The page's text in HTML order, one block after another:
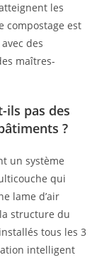
les
compostage est
des
maîtres-
ils pas des
?
un système
qui
lame d’air
structure du
tous les 3
intelligent